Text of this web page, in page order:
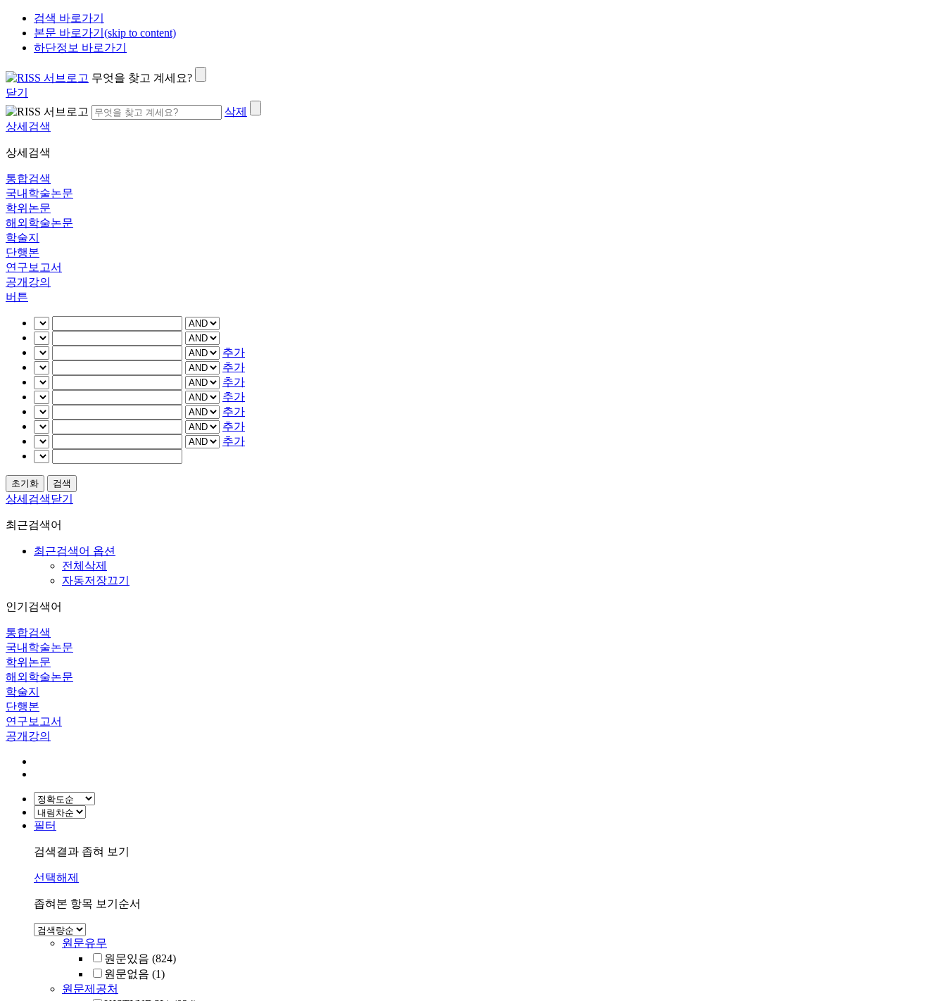
검색 바로가기
본문 바로가기(skip to content)
하단정보 바로가기
무엇을 찾고 계세요?
닫기
삭제
상세검색
상세검색
통합검색
국내학술논문
학위논문
해외학술논문
학술지
단행본
연구보고서
공개강의
버튼
추가
추가
추가
추가
추가
추가
추가
상세검색닫기
최근검색어
최근검색어 옵션
전체삭제
자동저장끄기
인기검색어
통합검색
국내학술논문
학위논문
해외학술논문
학술지
단행본
연구보고서
공개강의
필터
검색결과 좁혀 보기
선택해제
좁혀본 항목 보기순서
원문유무
원문있음 (824)
원문없음 (1)
원문제공처